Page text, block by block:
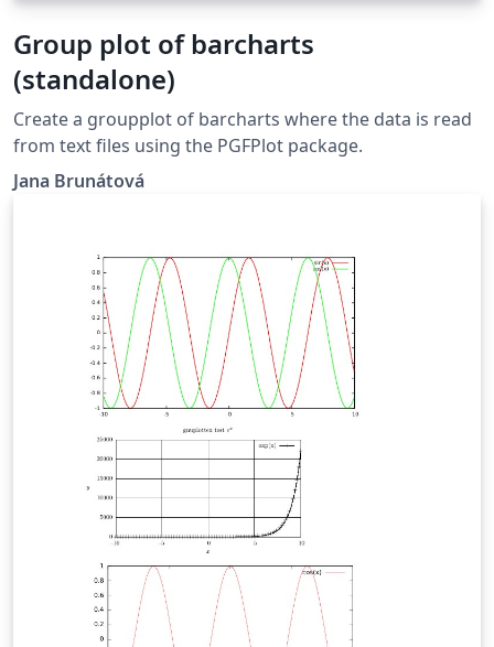
Group plot of barcharts
(standalone)
Create a groupplot of barcharts where the data is read
from text files using the PGFPlot package.
Jana Brunátová